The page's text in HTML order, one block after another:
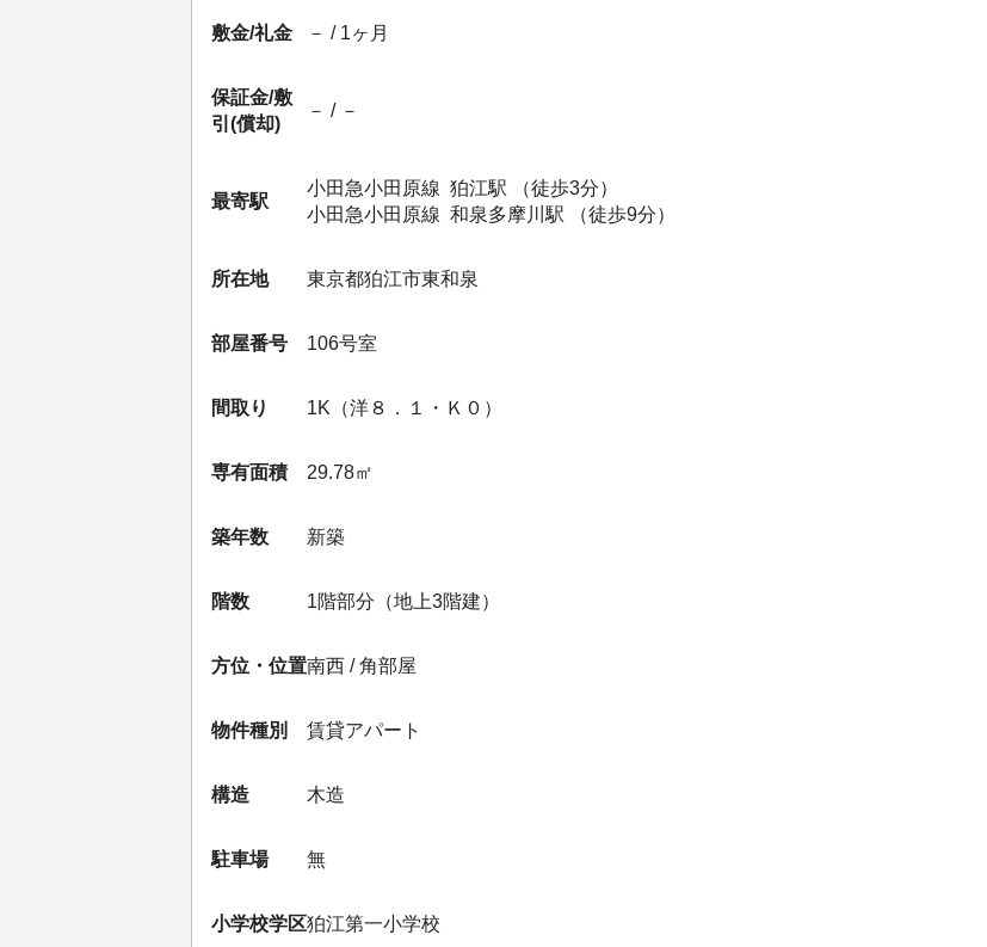
敷金/礼金 － / 1ヶ月
保証金/敷
引(償却)
－ / －
最寄駅
小田急小田原線 狛江駅 （徒歩3分）
小田急小田原線 和泉多摩川駅 （徒歩9分）
所在地 東京都狛江市東和泉
部屋番号 106号室
間取り 1K（洋８．１・Ｋ０）
専有面積 29.78㎡
築年数 新築
階数 1階部分（地上3階建）
方位・位置南西 / 角部屋
物件種別 賃貸アパート
構造 木造
駐車場 無
小学校学区狛江第一小学校